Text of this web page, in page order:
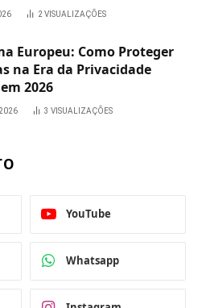
2 VISUALIZAÇÕES
Europeu: Como Proteger
na Era da Privacidade
2026
3 VISUALIZAÇÕES
YouTube
Whatsapp